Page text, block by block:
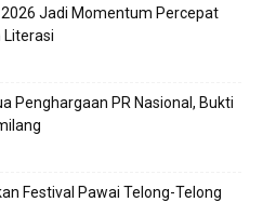
Jadi Momentum Percepat
Literasi
Penghargaan PR Nasional, Bukti
Festival Pawai Telong-Telong